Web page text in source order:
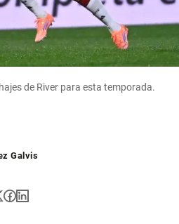
de River para esta temporada.
Galvis